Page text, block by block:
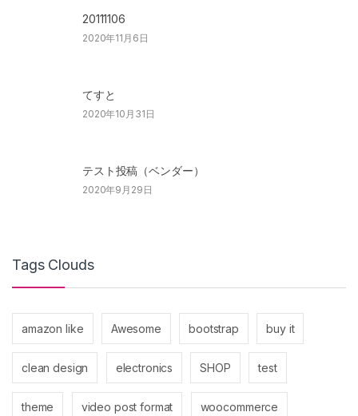
20111106
2020年11月6日
てすと
2020年10月31日
テスト投稿（ベンダー）
2020年9月29日
Tags Clouds
amazon like Awesome bootstrap buy it
clean design electronics SHOP test
theme video post format woocommerce